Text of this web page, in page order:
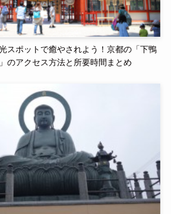
スポットで癒やされよう！京都の「下鴨
のアクセス方法と所要時間まとめ